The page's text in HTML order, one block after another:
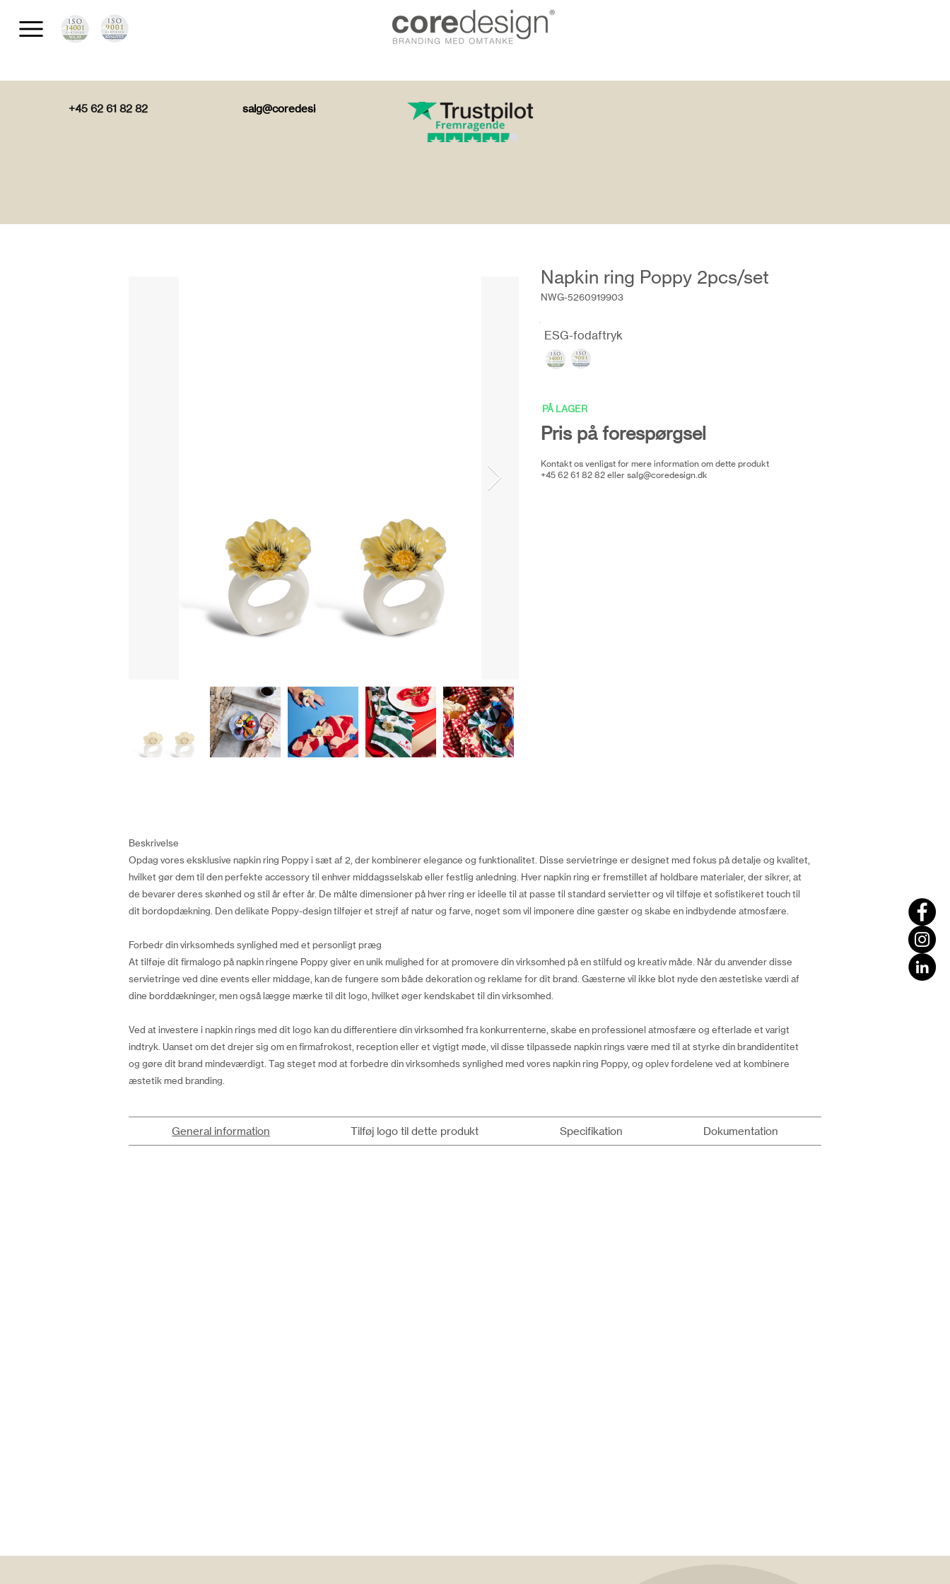
+45 62 61 82 82 salg@coredesign.dk
Napkin ring Poppy 2pcs/set
NWG-5260919903
ESG-fodaftryk
PÅ LAGER
Pris på forespørgsel
Kontakt os venligst for mere information om dette produkt
+45 62 61 82 82 eller salg@coredesign.dk
Beskrivelse
Opdag vores eksklusive napkin ring Poppy i sæt af 2, der kombinerer elegance og funktionalitet. Disse servietringe er designet med fokus på detalje og kvalitet,
hvilket gør dem til den perfekte accessory til enhver middagsselskab eller festlig anledning. Hver napkin ring er fremstillet af holdbare materialer, der sikrer, at
de bevarer deres skønhed og stil år efter år. De målte dimensioner på hver ring er ideelle til at passe til standard servietter og vil tilføje et sofistikeret touch til
dit bordopdækning. Den delikate Poppy-design tilføjer et strejf af natur og farve, noget som vil imponere dine gæster og skabe en indbydende atmosfære.
Forbedr din virksomheds synlighed med et personligt præg
At tilføje dit firmalogo på napkin ringene Poppy giver en unik mulighed for at promovere din virksomhed på en stilfuld og kreativ måde. Når du anvender disse
servietringe ved dine events eller middage, kan de fungere som både dekoration og reklame for dit brand. Gæsterne vil ikke blot nyde den æstetiske værdi af
dine borddækninger, men også lægge mærke til dit logo, hvilket øger kendskabet til din virksomhed.
Ved at investere i napkin rings med dit logo kan du differentiere din virksomhed fra konkurrenterne, skabe en professionel atmosfære og efterlade et varigt
indtryk. Uanset om det drejer sig om en firmafrokost, reception eller et vigtigt møde, vil disse tilpassede napkin rings være med til at styrke din brandidentitet
og gøre dit brand mindeværdigt. Tag steget mod at forbedre din virksomheds synlighed med vores napkin ring Poppy, og oplev fordelene ved at kombinere
æstetik med branding.
General information Tilføj logo til dette produkt Specifikation Dokumentation